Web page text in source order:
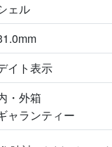
ェル
イト表示
・外箱
ャランティー